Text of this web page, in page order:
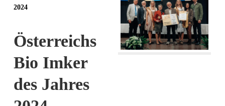
2024
Österreichs
Bio Imker
des Jahres